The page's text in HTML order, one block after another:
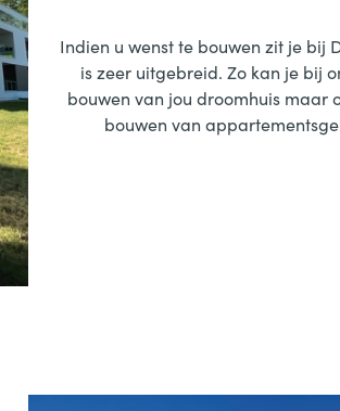
Indien u wenst te bouwen zit je bij
is zeer uitgebreid. Zo kan je bij
bouwen van jou droomhuis maar
bouwen van